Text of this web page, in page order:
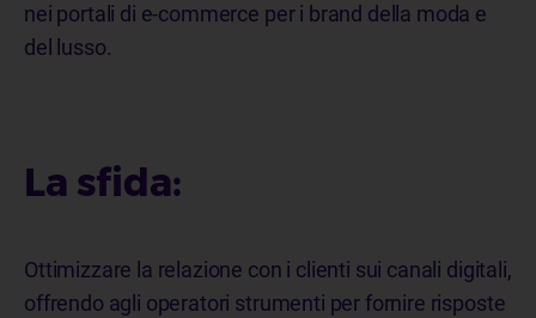
nei portali di e-commerce per i brand della moda e
del lusso.
La sfida:
Ottimizzare la relazione con i clienti sui canali digitali,
offrendo agli operatori strumenti per fornire risposte